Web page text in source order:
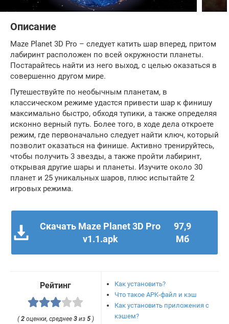
Описание
Maze Planet 3D Pro – следует катить шар вперед, притом
лабиринт расположен по всей окружности планеты.
Постарайтесь найти из него выход, с целью оказаться в
совершенно другом мире.
Путешествуйте по необычным планетам, в
классическом режиме удастся привести шар к финишу
максимально быстро, обходя тупики, а также определяя
исконно верный путь. Более того, в ходе дела откроете
режим, где первоначально следует найти ключ, который
позволит оказаться на финише. Активно тренируйтесь,
чтобы получить 3 звезды, а также пройти лабиринт,
открывая другие шары и планеты. Изучите около 30
планет и 25 уникальных шаров, плюс испытайте 2
игровых режима.
Скачать Maze Planet 3D Pro
v1.1.apk
97,9
Мб
Рейтинг
(2оценки, среднее 3из 5)
Как установить?
Что такое APK-файл и кэш
Как установить приложения с
кэшем?